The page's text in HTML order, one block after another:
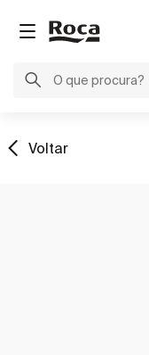
Voltar